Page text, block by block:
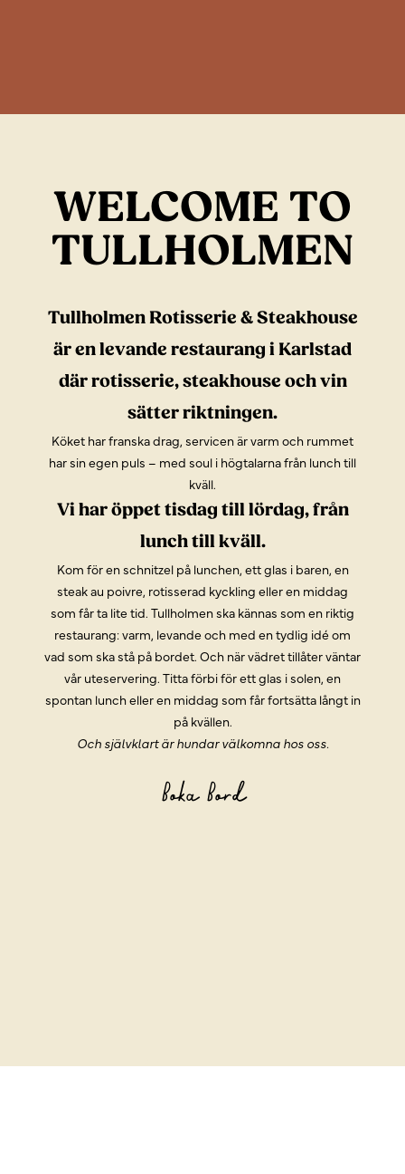
WELCOME TO
TULLHOLMEN
Tullholmen Rotisserie & Steakhouse
är en levande restaurang i Karlstad
där rotisserie, steakhouse och vin
sätter riktningen.
Köket har franska drag, servicen är varm och rummet
har sin egen puls – med soul i högtalarna från lunch till
kväll.
Vi har öppet tisdag till lördag, från
lunch till kväll.
Kom för en schnitzel på lunchen, ett glas i baren, en
steak au poivre, rotisserad kyckling eller en middag
som får ta lite tid. Tullholmen ska kännas som en riktig
restaurang: varm, levande och med en tydlig idé om
vad som ska stå på bordet. Och när vädret tillåter väntar
vår uteservering. Titta förbi för ett glas i solen, en
spontan lunch eller en middag som får fortsätta långt in
på kvällen.
Och självklart är hundar välkomna hos oss.
Boka Bord
Vår meny